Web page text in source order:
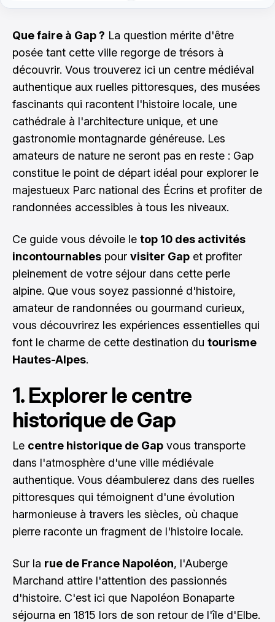
Que faire à Gap ? La question mérite d'être
posée tant cette ville regorge de trésors à
découvrir. Vous trouverez ici un centre médiéval
authentique aux ruelles pittoresques, des musées
fascinants qui racontent l'histoire locale, une
cathédrale à l'architecture unique, et une
gastronomie montagnarde généreuse. Les
amateurs de nature ne seront pas en reste : Gap
constitue le point de départ idéal pour explorer le
majestueux Parc national des Écrins et profiter de
randonnées accessibles à tous les niveaux.
Ce guide vous dévoile le top 10 des activités
incontournables pour visiter Gap et profiter
pleinement de votre séjour dans cette perle
alpine. Que vous soyez passionné d'histoire,
amateur de randonnées ou gourmand curieux,
vous découvrirez les expériences essentielles qui
font le charme de cette destination du tourisme
Hautes-Alpes.
1. Explorer le centre
historique de Gap
Le centre historique de Gap vous transporte
dans l'atmosphère d'une ville médiévale
authentique. Vous déambulerez dans des ruelles
pittoresques qui témoignent d'une évolution
harmonieuse à travers les siècles, où chaque
pierre raconte un fragment de l'histoire locale.
Sur la rue de France Napoléon, l'Auberge
Marchand attire l'attention des passionnés
d'histoire. C'est ici que Napoléon Bonaparte
séjourna en 1815 lors de son retour de l'île d'Elbe.